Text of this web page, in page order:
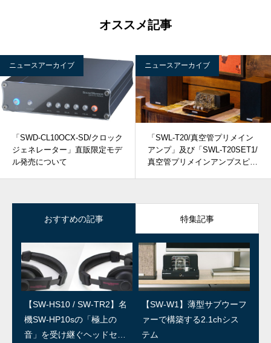
オススメ記事
ニュースアーカイブ
「SWD-CL10OCX-SD/クロック
ジェネレーター」直販限定モデ
ル発売について
ニュースアーカイブ
「SWL-T20/真空管プリメイン
アンプ」及び「SWL-T20SET1/
真空管プリメインアンプスピー
おすすめの記事 特集記事
【SW-HS10 / SW-TR2】名
機SW-HP10sの「極上の
音」を受け継ぐヘッドセッ
【SW-W1】薄型サブウーフ
ァーで構築する2.1chシス
テム
SWユーザー訪問：第5回 上
田温泉祥園 寿久庵 久保さ
ん
SWユーザー訪問：第4回/島
村楽器 島さん